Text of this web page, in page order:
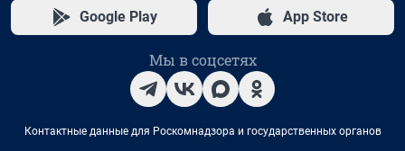
Google Play App Store
Мы в соцсетях
Контактные данные для Роскомнадзора и государственных органов